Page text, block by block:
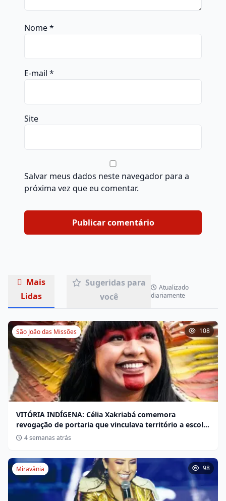
Nome*
E-mail *
Site
Salvar meus dados neste navegador para a
próxima vez que eu comentar.
Mais
Lidas
Sugeridas para
você
Atualizado
diariamente
São João das Missões 108
VITÓRIA INDÍGENA: Célia Xakriabá comemora
revogação de portaria que vinculava território a escola
não indígena
4 semanas atrás
Miravânia 98